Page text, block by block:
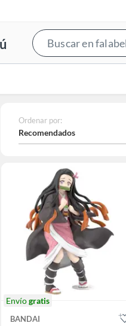
Ordenar por:
Recomendados
Envíogratis
BANDAI